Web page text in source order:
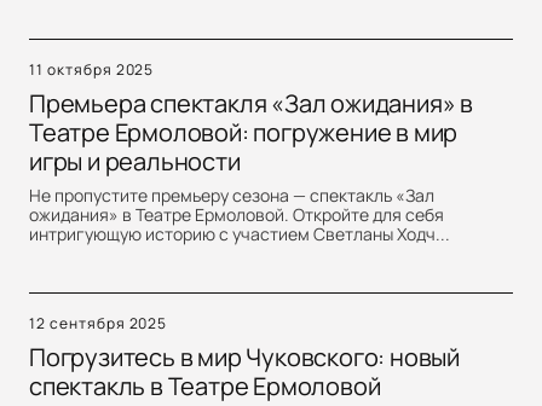
11 октября 2025
Премьера спектакля «Зал ожидания» в
Театре Ермоловой: погружение в мир
игры и реальности
Не пропустите премьеру сезона — спектакль «Зал
ожидания» в Театре Ермоловой. Откройте для себя
интригующую историю с участием Светланы Ходч...
12 сентября 2025
Погрузитесь в мир Чуковского: новый
спектакль в Театре Ермоловой